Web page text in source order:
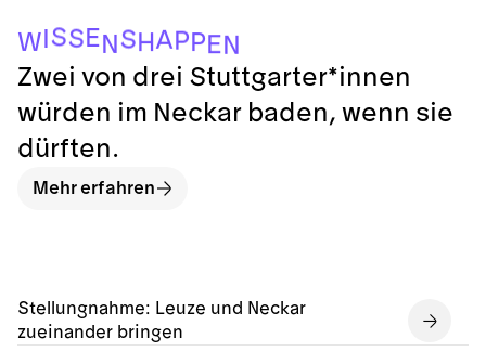
Stellungnahme: Leuze und Neckar
zueinander bringen
WISSENS H AP PEN
Zwei von drei Stuttgarter*innen
würden im Neckar baden, wenn sie
dürften.
Mehr erfahren